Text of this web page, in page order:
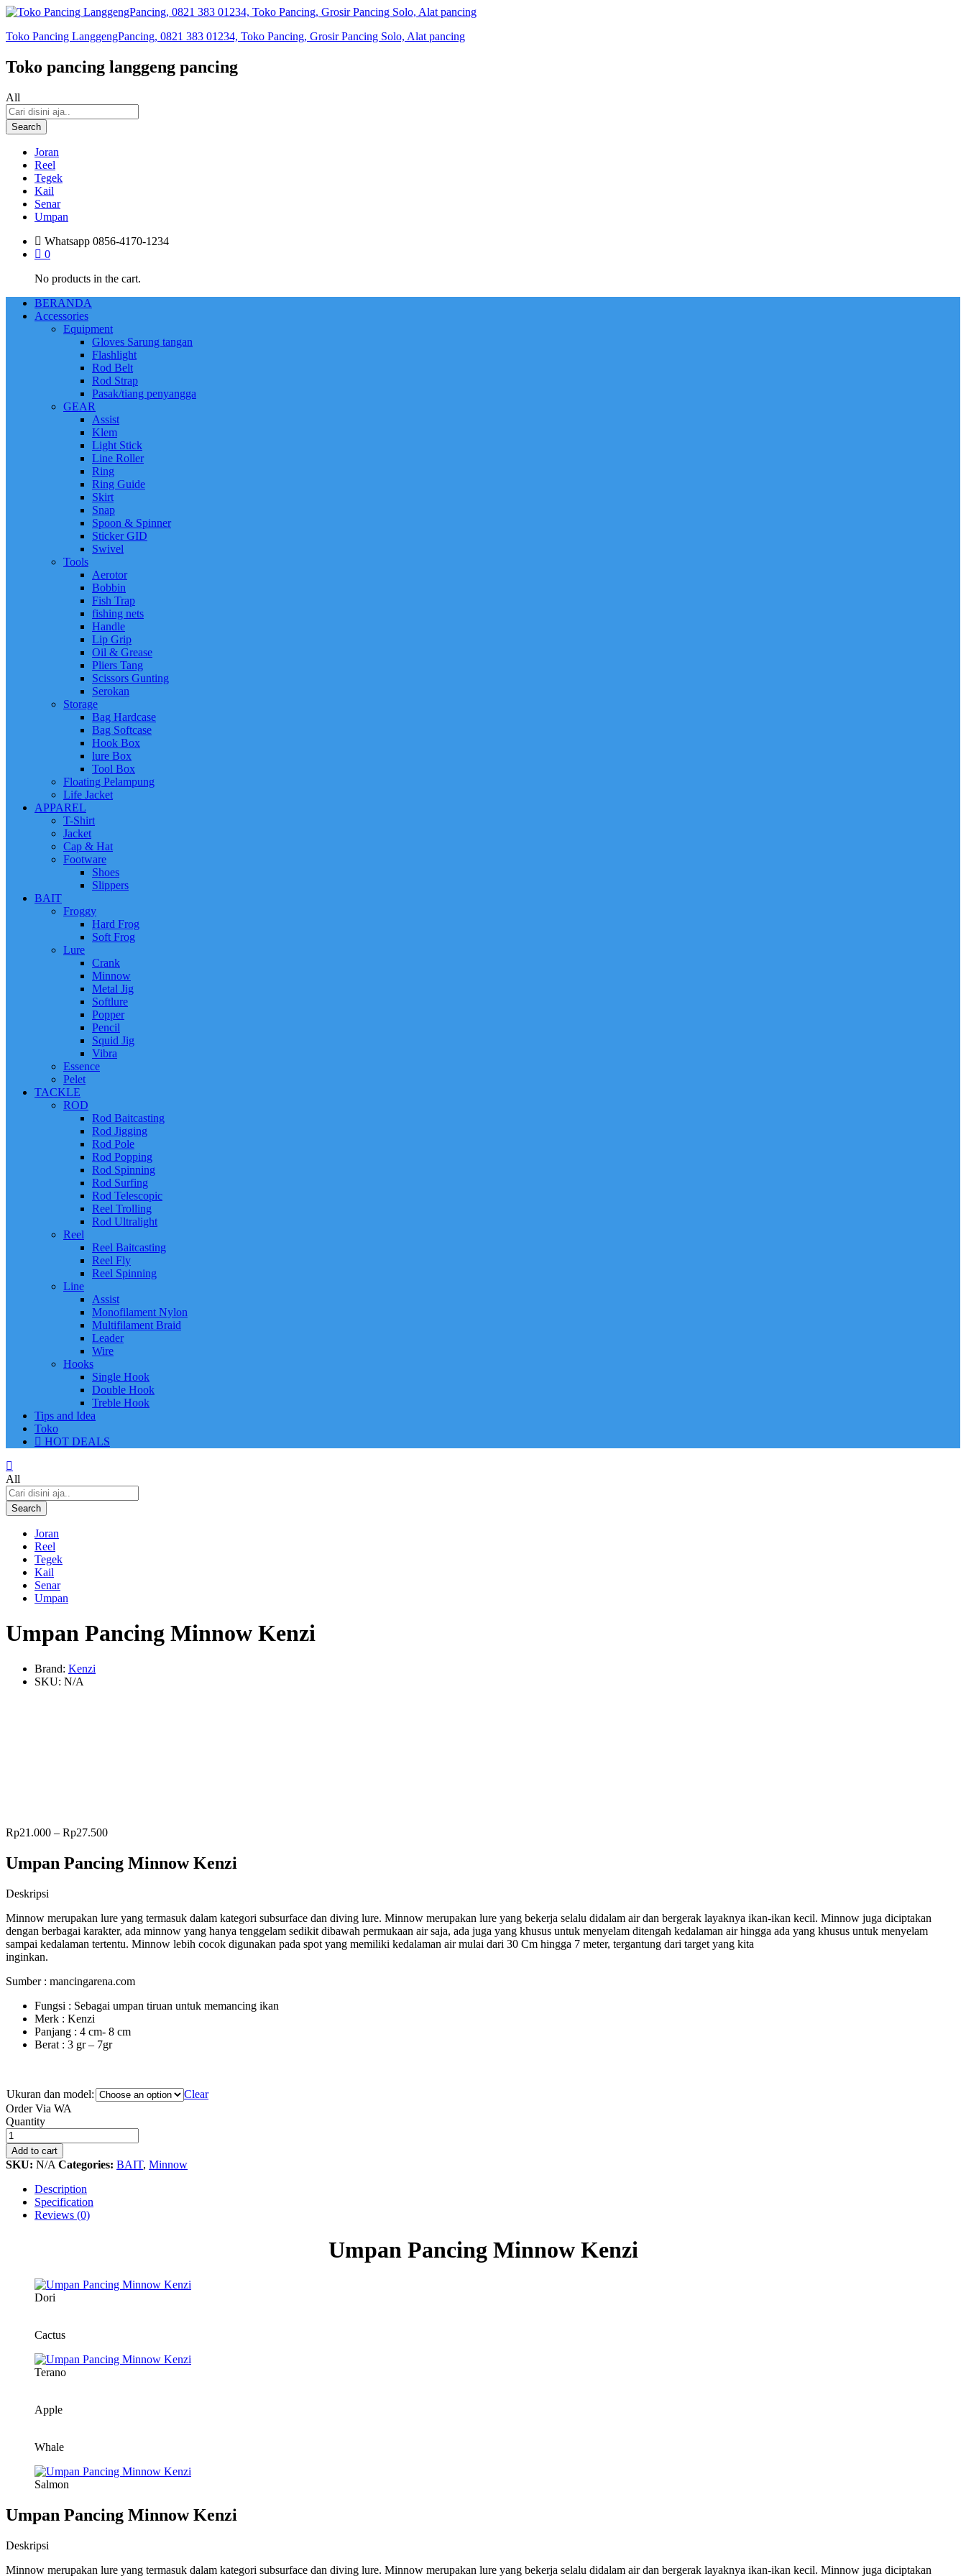
Toko Pancing LanggengPancing, 0821 383 01234, Toko Pancing, Grosir Pancing Solo, Alat pancing
Toko pancing langgeng pancing
All
Search
Joran
Reel
Tegek
Kail
Senar
Umpan
Whatsapp 0856-4170-1234
0
No products in the cart.
BERANDA
Accessories
Equipment
Gloves Sarung tangan
Flashlight
Rod Belt
Rod Strap
Pasak/tiang penyangga
GEAR
Assist
Klem
Light Stick
Line Roller
Ring
Ring Guide
Skirt
Snap
Spoon & Spinner
Sticker GID
Swivel
Tools
Aerotor
Bobbin
Fish Trap
fishing nets
Handle
Lip Grip
Oil & Grease
Pliers Tang
Scissors Gunting
Serokan
Storage
Bag Hardcase
Bag Softcase
Hook Box
lure Box
Tool Box
Floating Pelampung
Life Jacket
APPAREL
T-Shirt
Jacket
Cap & Hat
Footware
Shoes
Slippers
BAIT
Froggy
Hard Frog
Soft Frog
Lure
Crank
Minnow
Metal Jig
Softlure
Popper
Pencil
Squid Jig
Vibra
Essence
Pelet
TACKLE
ROD
Rod Baitcasting
Rod Jigging
Rod Pole
Rod Popping
Rod Spinning
Rod Surfing
Rod Telescopic
Reel Trolling
Rod Ultralight
Reel
Reel Baitcasting
Reel Fly
Reel Spinning
Line
Assist
Monofilament Nylon
Multifilament Braid
Leader
Wire
Hooks
Single Hook
Double Hook
Treble Hook
Tips and Idea
Toko
HOT DEALS
All
Search
Joran
Reel
Tegek
Kail
Senar
Umpan
Umpan Pancing Minnow Kenzi
Brand: Kenzi
SKU: N/A
Rp21.000 – Rp27.500
Umpan Pancing Minnow Kenzi
Deskripsi
Minnow merupakan lure yang termasuk dalam kategori subsurface dan diving lure. Minnow merupakan lure yang bekerja selalu didalam air dan bergerak layaknya ikan-ikan kecil. Minnow juga diciptakan
dengan berbagai karakter, ada minnow yang hanya tenggelam sedikit dibawah permukaan air saja, ada juga yang khusus untuk menyelam ditengah kedalaman air hingga ada yang khusus untuk menyelam
sampai kedalaman tertentu. Minnow lebih cocok digunakan pada spot yang memiliki kedalaman air mulai dari 30 Cm hingga 7 meter, tergantung dari target yang kita
inginkan.
Sumber : mancingarena.com
Fungsi : Sebagai umpan tiruan untuk memancing ikan
Merk : Kenzi
Panjang : 4 cm- 8 cm
Berat : 3 gr – 7gr
Ukuran dan model:
Clear
Order Via WA
Umpan
Pancing
Minnow
Kenzi
quantity
Quantity
Add to cart
SKU: N/A Categories: BAIT, Minnow
Description
Specification
Reviews (0)
Umpan Pancing Minnow Kenzi
Dori
Cactus
Terano
Apple
Whale
Salmon
Umpan Pancing Minnow Kenzi
Deskripsi
Minnow merupakan lure yang termasuk dalam kategori subsurface dan diving lure. Minnow merupakan lure yang bekerja selalu didalam air dan bergerak layaknya ikan-ikan kecil. Minnow juga diciptakan